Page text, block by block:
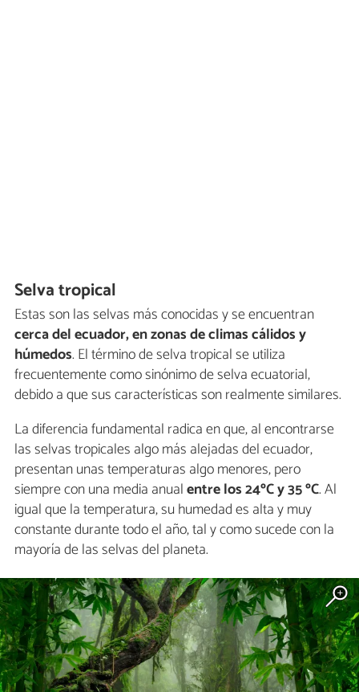
Selva tropical
Estas son las selvas más conocidas y se encuentran
cerca del ecuador, en zonas de climas cálidos y
húmedos. El término de selva tropical se utiliza
frecuentemente como sinónimo de selva ecuatorial,
debido a que sus características son realmente similares.
La diferencia fundamental radica en que, al encontrarse
las selvas tropicales algo más alejadas del ecuador,
presentan unas temperaturas algo menores, pero
siempre con una media anualentre los 24ºC y 35 ºC. Al
igual que la temperatura, su humedad es alta y muy
constante durante todo el año, tal y como sucede con la
mayoría de las selvas del planeta.